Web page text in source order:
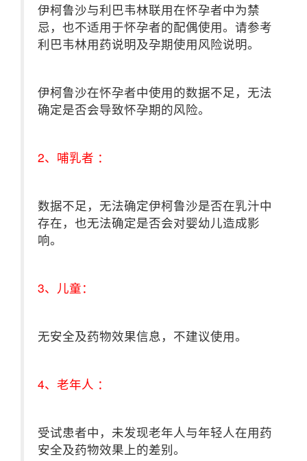
伊柯鲁沙与利巴韦林联用在怀孕者中为禁
忌，也不适用于怀孕者的配偶使用。请参考
利巴韦林用药说明及孕期使用风险说明。
伊柯鲁沙在怀孕者中使用的数据不足，无法
确定是否会导致怀孕期的风险。
2、哺乳者 ：
数据不足，无法确定伊柯鲁沙是否在乳汁中
存在，也无法确定是否会对婴幼儿造成影
响。
3、儿童：
无安全及药物效果信息，不建议使用。
4、老年人 ：
受试患者中，未发现老年人与年轻人在用药
安全及药物效果上的差别。